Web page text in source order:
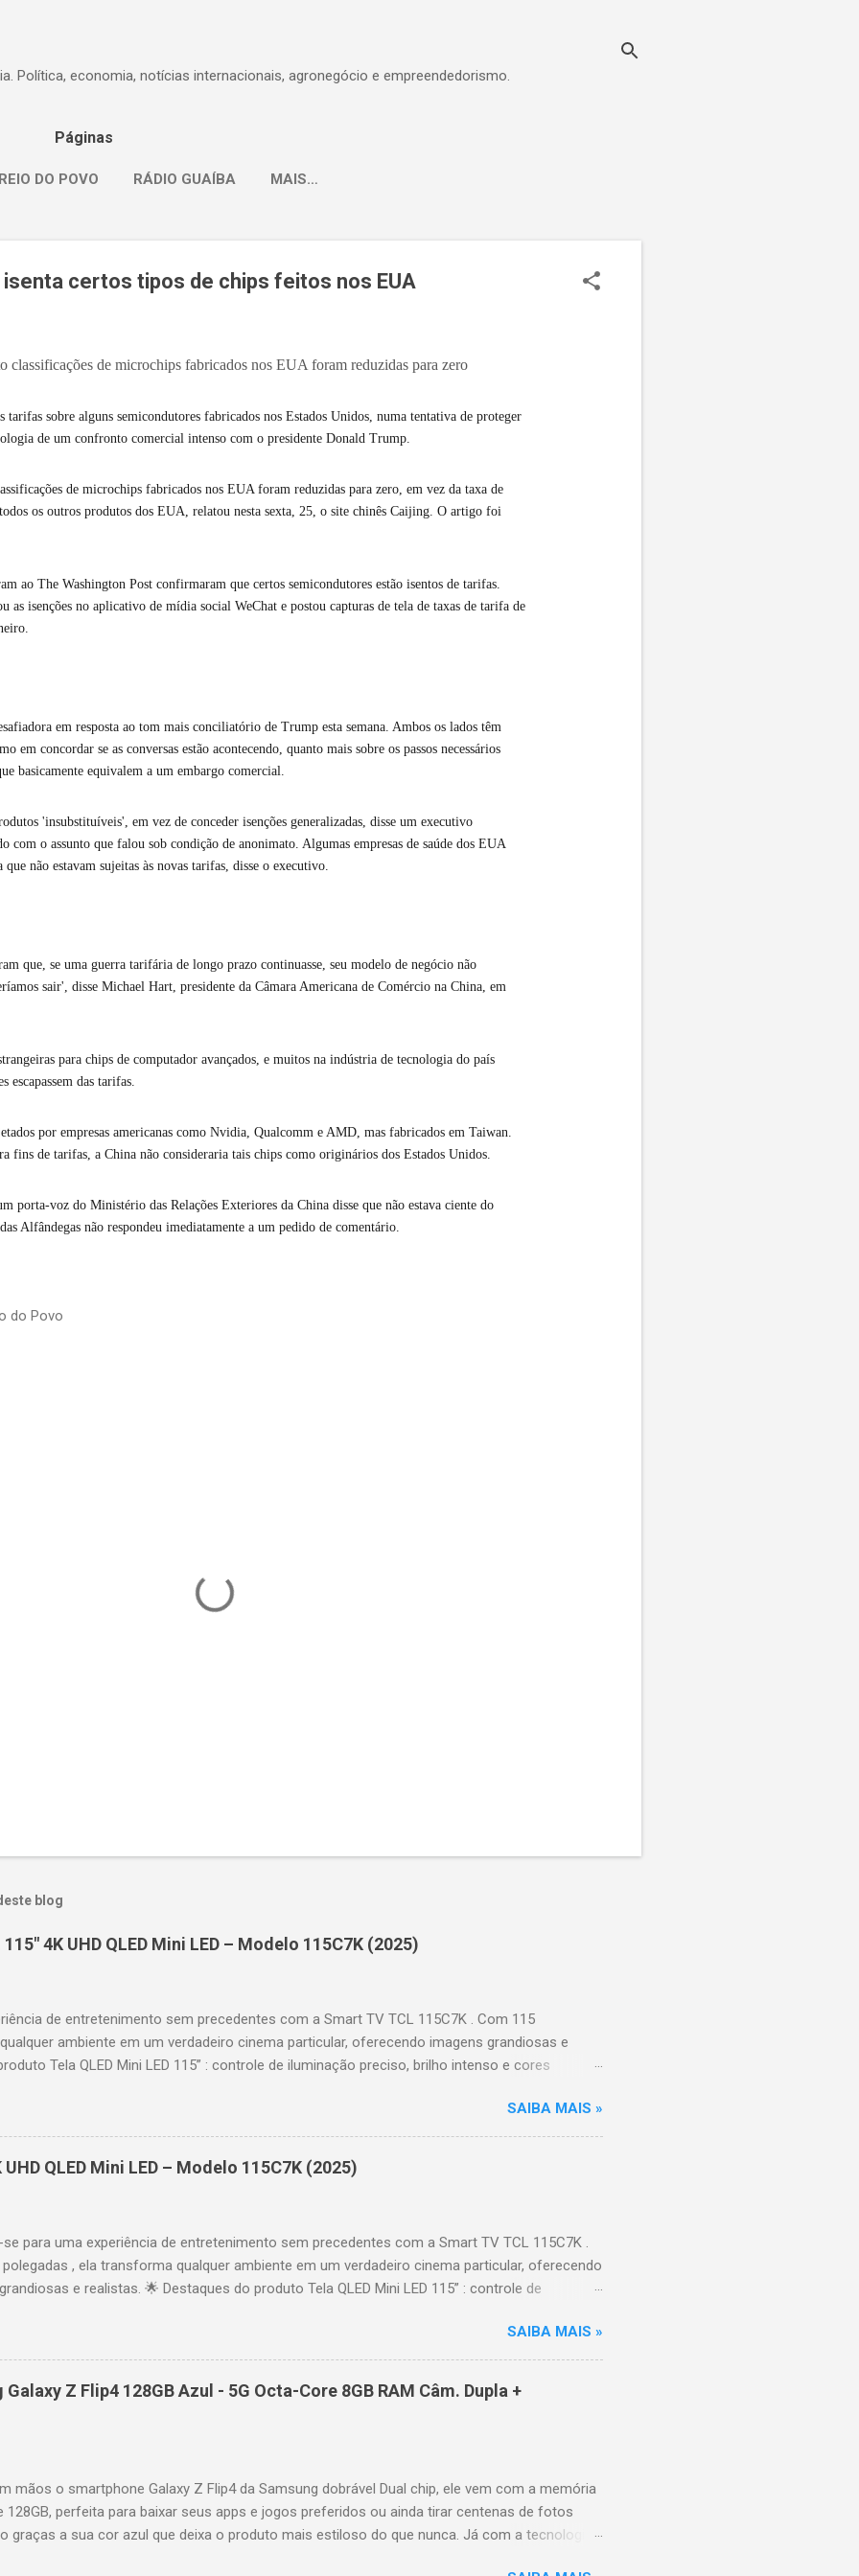
Política, economia, notícias internacionais, agronegócio e empreendedorismo.
Páginas
DO POVO RÁDIO GUAÍBA MAIS…
isenta certos tipos de chips feitos nos EUA
classificações de microchips fabricados nos EUA foram reduzidas para zero
tarifas sobre alguns semicondutores fabricados nos Estados Unidos, numa tentativa de proteger
de um confronto comercial intenso com o presidente Donald Trump.
de microchips fabricados nos EUA foram reduzidas para zero, em vez da taxa de
os outros produtos dos EUA, relatou nesta sexta, 25, o site chinês Caijing. O artigo foi
ao The Washington Post confirmaram que certos semicondutores estão isentos de tarifas.
as isenções no aplicativo de mídia social WeChat e postou capturas de tela de taxas de tarifa de
em resposta ao tom mais conciliatório de Trump esta semana. Ambos os lados têm
em concordar se as conversas estão acontecendo, quanto mais sobre os passos necessários
basicamente equivalem a um embargo comercial.
'insubstituíveis', em vez de conceder isenções generalizadas, disse um executivo
com o assunto que falou sob condição de anonimato. Algumas empresas de saúde dos EUA
não estavam sujeitas às novas tarifas, disse o executivo.
que, se uma guerra tarifária de longo prazo continuasse, seu modelo de negócio não
sair', disse Michael Hart, presidente da Câmara Americana de Comércio na China, em
para chips de computador avançados, e muitos na indústria de tecnologia do país
escapassem das tarifas.
por empresas americanas como Nvidia, Qualcomm e AMD, mas fabricados em Taiwan.
fins de tarifas, a China não consideraria tais chips como originários dos Estados Unidos.
porta-voz do Ministério das Relações Exteriores da China disse que não estava ciente do
Alfândegas não respondeu imediatamente a um pedido de comentário.
do Povo
blog
4K UHD QLED Mini LED – Modelo 115C7K (2025)
de entretenimento sem precedentes com a Smart TV TCL 115C7K . Com 115
ambiente em um verdadeiro cinema particular, oferecendo imagens grandiosas e
Tela QLED Mini LED 115” : controle de iluminação preciso, brilho intenso e cores
imagens e movimentos fluidos. Taxa de atualização nativa de 144Hz (até 240Hz com DLG) :
garantindo fluidez e resposta imediata. Google TV integrado : interface intuitiva,
e acesso a aplicativos como YouTube, Netflix, Disney+, Prime Video, HBO Max e muito
de voz para facilitar sua navegação. 📐 Design e dimensões Largura: 256,6 cm |
44,5 cm Peso: 99,8 kg (229,3 kg com embalagem) Estrutura imponen...
SAIBA MAIS »
QLED Mini LED – Modelo 115C7K (2025)
se para uma experiência de entretenimento sem precedentes com a Smart TV TCL 115C7K .
, ela transforma qualquer ambiente em um verdadeiro cinema particular, oferecendo
e realistas. 🌟 Destaques do produto Tela QLED Mini LED 115” : controle de
profundo em cada cena. Processador AiPQ : desempenho otimizado para imagens e
fluidos. Taxa de atualização nativa de 144Hz (até 240Hz com DLG) : ideal para esportes e
fluidez e resposta imediata. Google TV integrado : interface intuitiva, recomendações
e acesso a aplicativos como YouTube, Netflix, Disney+, Prime Video, HBO Max e muito
SAIBA MAIS »
Z Flip4 128GB Azul - 5G Octa-Core 8GB RAM Câm. Dupla +
mãos o smartphone Galaxy Z Flip4 da Samsung dobrável Dual chip, ele vem com a memória
128GB, perfeita para baixar seus apps e jogos preferidos ou ainda tirar centenas de fotos
graças a sua cor azul que deixa o produto mais estiloso do que nunca. Já com a tecnologia